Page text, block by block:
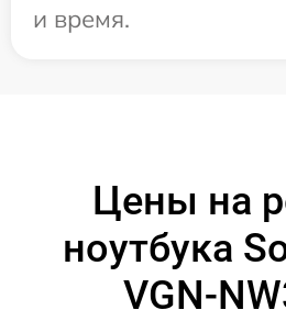
и время.
Цены на
ноутбука
VGN-